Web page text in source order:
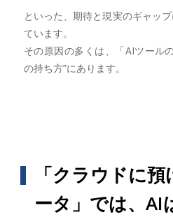
といった、期待と現実のギャッ
ています。
その原因の多くは、「AIツール
の持ち方”にあります。
「クラウドに
ータ」では、AI